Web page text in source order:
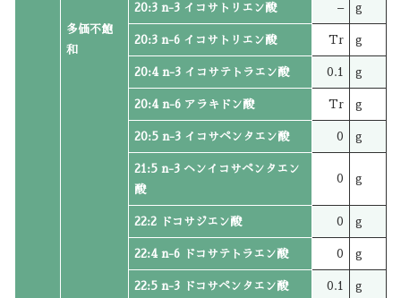
多価不飽
和
20:3 n-3 イコサトリエン酸 – g
20:3 n-6 イコサトリエン酸 Tr g
20:4 n-3 イコサテトラエン酸 0.1 g
20:4 n-6 アラキドン酸 Tr g
20:5 n-3 イコサペンタエン酸 0 g
21:5 n-3 ヘンイコサペンタエン
酸
0 g
22:2 ドコサジエン酸 0 g
22:4 n-6 ドコサテトラエン酸 0 g
22:5 n-3 ドコサペンタエン酸 0.1 g